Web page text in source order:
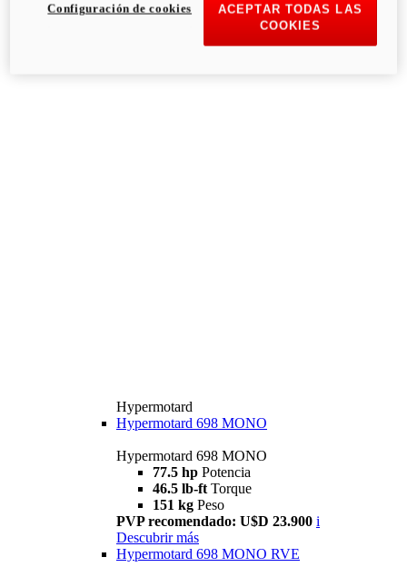
Hypermotard
Hypermotard 698 MONO
Hypermotard 698 MONO
77.5 hp Potencia
46.5 lb-ft Torque
151 kg Peso
PVP recomendado: U$D 23.900 i
Descubrir más
Hypermotard 698 MONO RVE
ACEPTAR TODAS LAS
COOKIES
Configuración de cookies